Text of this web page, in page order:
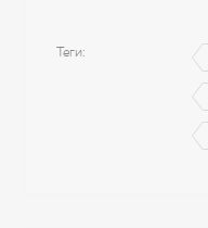
Теги